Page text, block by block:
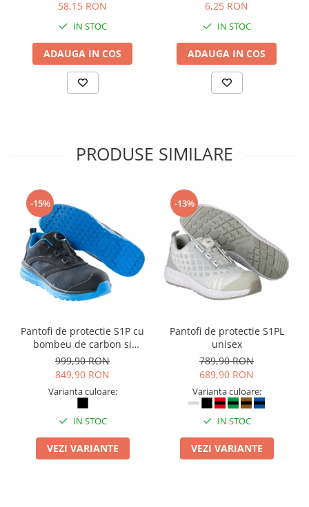
58,15 RON
IN STOC
ADAUGA IN COS
6,25 RON
IN STOC
ADAUGA IN COS
PRODUSE SIMILARE
-15%
Pantofi de protectie S1P cu
bombeu de carbon si
inchidere BOAÂ® Fit
999,90 RON
849,90 RON
Varianta culoare:
IN STOC
VEZI VARIANTE
-13%
Pantofi de protectie S1PL
unisex
789,90 RON
689,90 RON
Varianta culoare:
IN STOC
VEZI VARIANTE